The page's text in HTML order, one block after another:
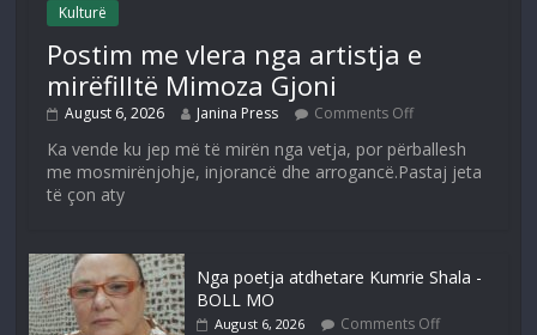
Kulturë
Postim me vlera nga artistja e
mirëfilltë Mimoza Gjoni
August 6, 2026 Janina Press Comments Off
Ka vende ku jep më të mirën nga vetja, por përballesh
me mosmirënjohje, injorancë dhe arrogancë.Pastaj jeta
të çon aty
Nga poetja atdhetare Kumrie Shala -
BOLL MO
August 6, 2026 Comments Off